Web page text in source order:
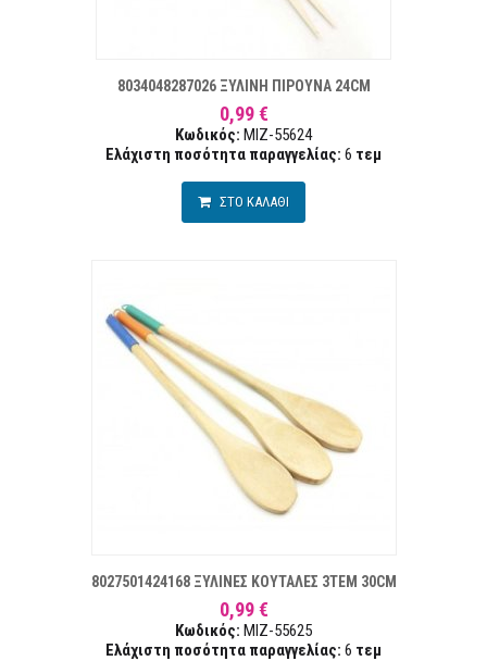
8034048287026 ΞΥΛΙΝΗ ΠΙΡΟΥΝΑ 24CM
0,99 €
Κωδικός: MIZ-55624
Ελάχιστη ποσότητα παραγγελίας: 6 τεμ
ΣΤΟ ΚΑΛΑΘΙ
8027501424168 ΞΥΛΙΝΕΣ ΚΟΥΤΑΛΕΣ 3ΤΕΜ 30CM
0,99 €
Κωδικός: MIZ-55625
Ελάχιστη ποσότητα παραγγελίας: 6 τεμ